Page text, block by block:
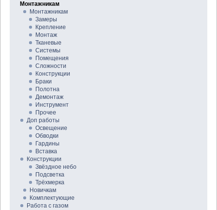
Монтажникам
Монтажникам
Замеры
Крепление
Монтаж
Тканевые
Системы
Помещения
Сложности
Конструкции
Браки
Полотна
Демонтаж
Инструмент
Прочее
Доп работы
Освещение
Обводки
Гардины
Вставка
Конструкции
Звёздное небо
Подсветка
Трёхмерка
Новичкам
Комплектующие
Работа с газом